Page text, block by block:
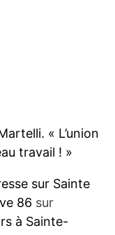
« L’union
travail ! »
sur Sainte
86 sur
à Sainte-